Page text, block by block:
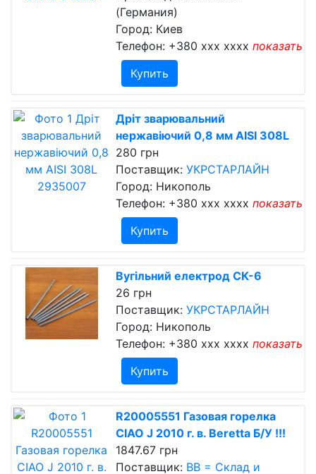
(Германия)
Город: Киев
Телефон: +380 xxx xxxx показать
Купить
Дріт зварювальний
нержавіючий 0,8 мм AISI 308L
280 грн
Поставщик: УКРСТАРЛАЙН
Город: Никополь
Телефон: +380 xxx xxxx показать
Купить
Вугільний електрод СК-6
26 грн
Поставщик: УКРСТАРЛАЙН
Город: Никополь
Телефон: +380 xxx xxxx показать
Купить
R20005551 Газовая горелка
CIAO J 2010 г. в. Beretta Б/У !!!
1847.67 грн
Поставщик: ВВ = Склад и